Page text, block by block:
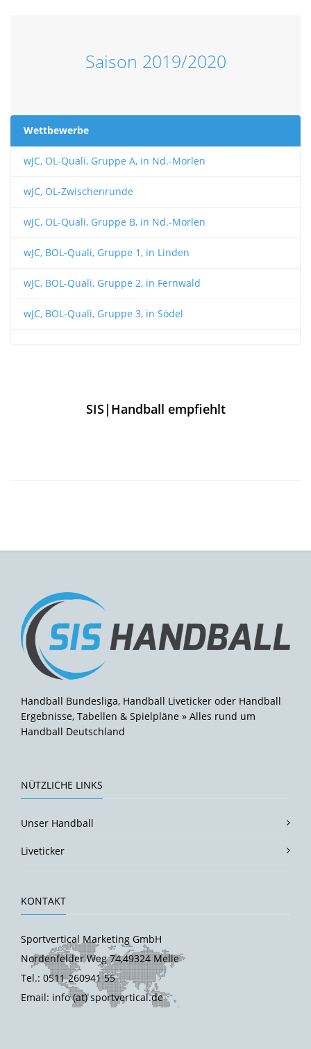
Saison 2019/2020
Wettbewerbe
wJC, OL-Quali, Gruppe A, in Nd.-Mörlen
wJC, OL-Zwischenrunde
wJC, OL-Quali, Gruppe B, in Nd.-Mörlen
wJC, BOL-Quali, Gruppe 1, in Linden
wJC, BOL-Quali, Gruppe 2, in Fernwald
wJC, BOL-Quali, Gruppe 3, in Södel
SIS|Handball empfiehlt
Handball Bundesliga, Handball Liveticker oder Handball
Ergebnisse, Tabellen & Spielpläne » Alles rund um
Handball Deutschland
NÜTZLICHE LINKS
Unser Handball
Liveticker
KONTAKT
Sportvertical Marketing GmbH
Nordenfelder Weg 74,49324 Melle
Tel.: 0511 260941 55
Email: info (at) sportvertical.de